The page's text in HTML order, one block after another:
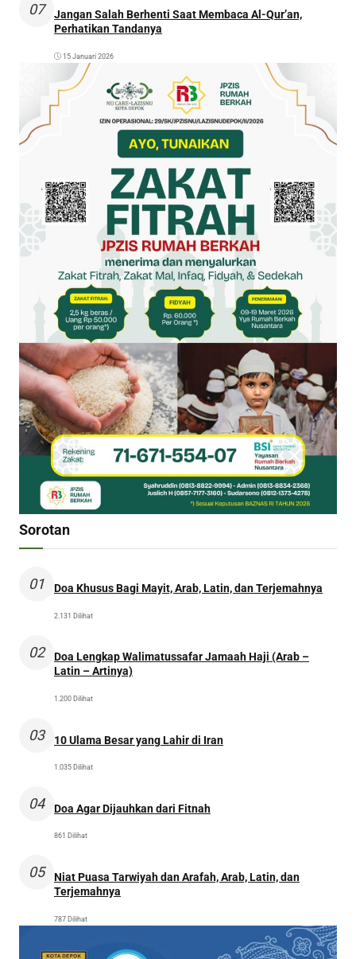
07
Jangan Salah Berhenti Saat Membaca Al-Qur’an,
Perhatikan Tandanya
15 Januari 2026
Sorotan
01 Doa Khusus Bagi Mayit, Arab, Latin, dan Terjemahnya
2.131 Dilihat
02
Doa Lengkap Walimatussafar Jamaah Haji (Arab –
Latin – Artinya)
1.200 Dilihat
03 10 Ulama Besar yang Lahir di Iran
1.035 Dilihat
04 Doa Agar Dijauhkan dari Fitnah
861 Dilihat
05
Niat Puasa Tarwiyah dan Arafah, Arab, Latin, dan
Terjemahnya
787 Dilihat